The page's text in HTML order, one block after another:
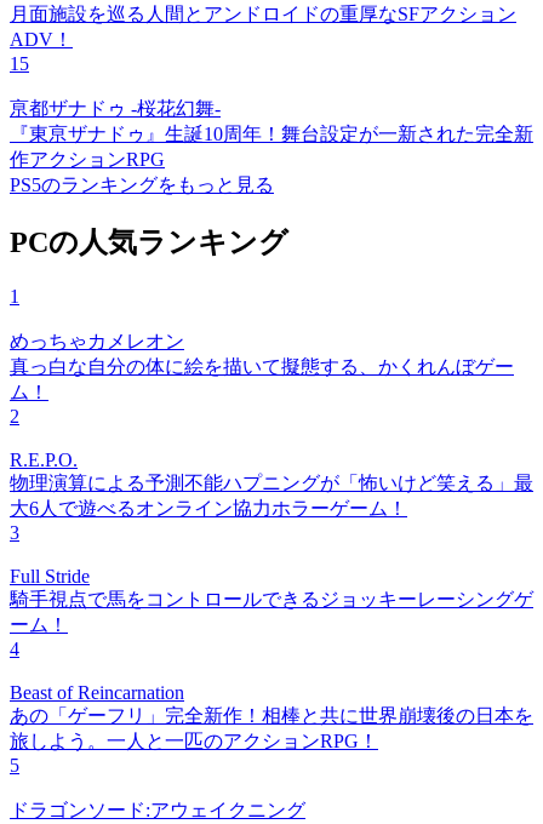
月面施設を巡る人間とアンドロイドの重厚なSFアクション
ADV！
15
亰都ザナドゥ -桜花幻舞-
『東亰ザナドゥ』生誕10周年！舞台設定が一新された完全新
作アクションRPG
PS5のランキングをもっと見る
PCの人気ランキング
1
めっちゃカメレオン
真っ白な自分の体に絵を描いて擬態する、かくれんぼゲー
ム！
2
R.E.P.O.
物理演算による予測不能ハプニングが「怖いけど笑える」最
大6人で遊べるオンライン協力ホラーゲーム！
3
Full Stride
騎手視点で馬をコントロールできるジョッキーレーシングゲ
ーム！
4
Beast of Reincarnation
あの「ゲーフリ」完全新作！相棒と共に世界崩壊後の日本を
旅しよう。一人と一匹のアクションRPG！
5
ドラゴンソード:アウェイクニング